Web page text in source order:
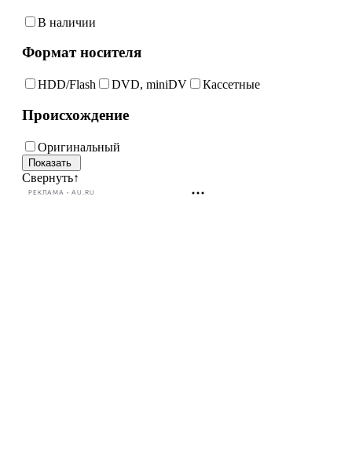
В наличии
Формат носителя
HDD/Flash DVD, miniDV Кассетные
Происхождение
Оригинальный
Свернуть↑
РЕКЛАМА • AU.RU